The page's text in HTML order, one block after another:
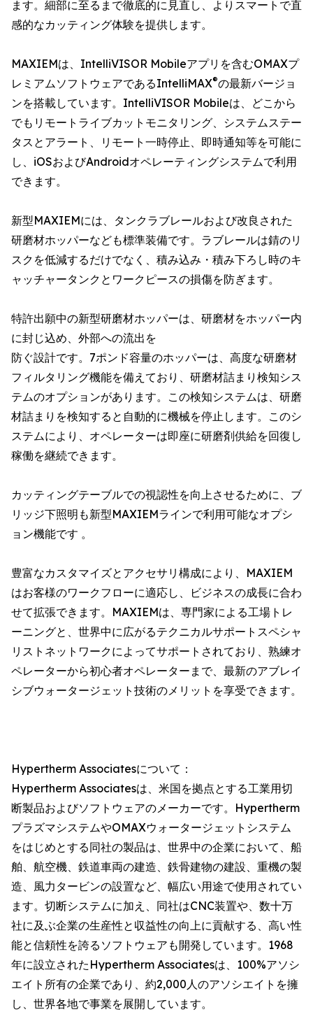
ます。細部に至るまで徹底的に見直し、よりスマートで直
感的なカッティング体験を提供します。
MAXIEMは、IntelliVISOR Mobileアプリを含むOMAXプ
レミアムソフトウェアであるIntelliMAX®の最新バージョ
ンを搭載しています。IntelliVISOR Mobileは、どこから
でもリモートライブカットモニタリング、システムステー
タスとアラート、リモート一時停止、即時通知等を可能に
し、iOSおよびAndroidオペレーティングシステムで利用
できます。
新型MAXIEMには、タンクラブレールおよび改良された
研磨材ホッパーなども標準装備です。ラブレールは錆のリ
スクを低減するだけでなく、積み込み・積み下ろし時のキ
ャッチャータンクとワークピースの損傷を防ぎます。
特許出願中の新型研磨材ホッパーは、研磨材をホッパー内
に封じ込め、外部への流出を
防ぐ設計です。7ポンド容量のホッパーは、高度な研磨材
フィルタリング機能を備えており、研磨材詰まり検知シス
テムのオプションがあります。この検知システムは、研磨
材詰まりを検知すると自動的に機械を停止します。このシ
ステムにより、オペレーターは即座に研磨剤供給を回復し
稼働を継続できます。
カッティングテーブルでの視認性を向上させるために、ブ
リッジ下照明も新型MAXIEMラインで利用可能なオプシ
ョン機能です 。
豊富なカスタマイズとアクセサリ構成により、MAXIEM
はお客様のワークフローに適応し、ビジネスの成長に合わ
せて拡張できます。MAXIEMは、専門家による工場トレ
ーニングと、世界中に広がるテクニカルサポートスペシャ
リストネットワークによってサポートされており、熟練オ
ペレーターから初心者オペレーターまで、最新のアブレイ
シブウォータージェット技術のメリットを享受できます。
Hypertherm Associatesについて：
Hypertherm Associatesは、米国を拠点とする工業用切
断製品およびソフトウェアのメーカーです。Hypertherm
プラズマシステムやOMAXウォータージェットシステム
をはじめとする同社の製品は、世界中の企業において、船
舶、航空機、鉄道車両の建造、鉄骨建物の建設、重機の製
造、風力タービンの設置など、幅広い用途で使用されてい
ます。切断システムに加え、同社はCNC装置や、数十万
社に及ぶ企業の生産性と収益性の向上に貢献する、高い性
能と信頼性を誇るソフトウェアも開発しています。1968
年に設立されたHypertherm Associatesは、100%アソシ
エイト所有の企業であり、約2,000人のアソシエイトを擁
し、世界各地で事業を展開しています。